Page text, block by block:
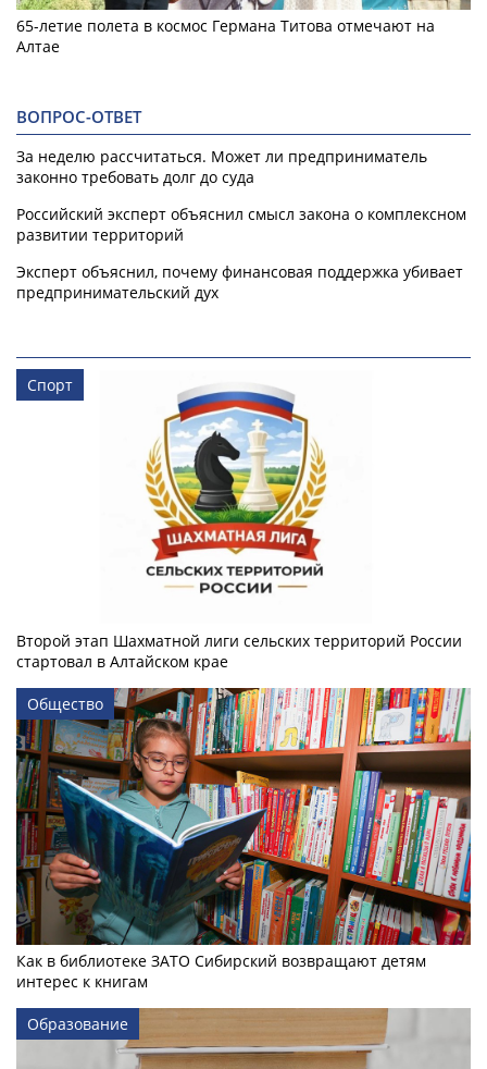
65-летие полета в космос Германа Титова отмечают на
Алтае
ВОПРОС-ОТВЕТ
За неделю рассчитаться. Может ли предприниматель
законно требовать долг до суда
Российский эксперт объяснил смысл закона о комплексном
развитии территорий
Эксперт объяснил, почему финансовая поддержка убивает
предпринимательский дух
Спорт
Второй этап Шахматной лиги сельских территорий России
стартовал в Алтайском крае
Общество
Как в библиотеке ЗАТО Сибирский возвращают детям
интерес к книгам
Образование